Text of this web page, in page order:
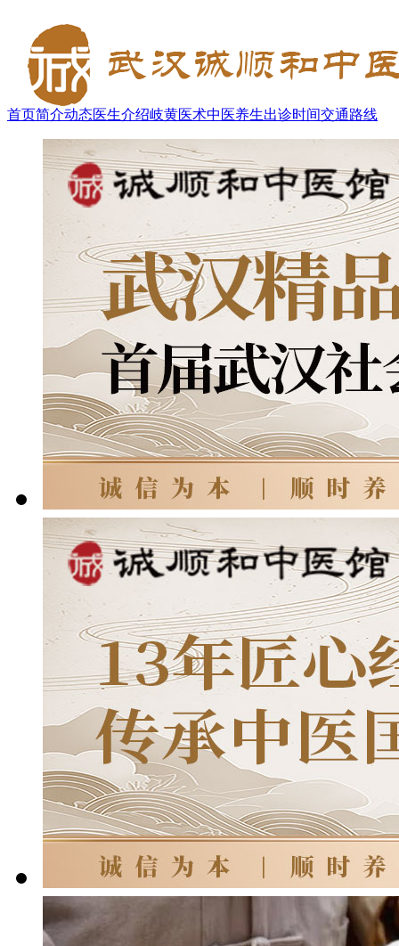
首页简介动态医生介绍岐黄医术中医养生出诊时间交通路线